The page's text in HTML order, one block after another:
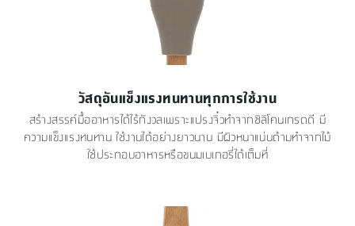
วัสดุอันแข็งแรงทนทานทุกการใช้งาน
สร้างสรรค์มื้ออาหารได้ไร้กังวลเพราะแปรงจิ๋วทำจากซิลิโคนเกรดดี มี
ความแข็งแรงทนทาน ใช้งานได้อย่างยาวนาน มีผิวหนาแน่นด้ามทำจากไม้
ใช้ประกอบอาหารหรือขนมเบเกอรี่ได้เต็มที่